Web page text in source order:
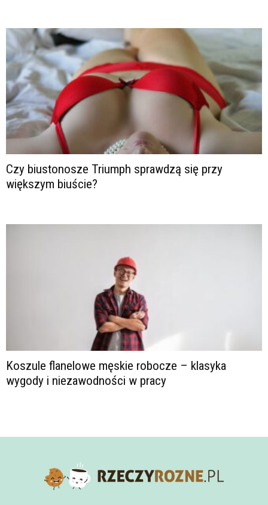
Czy biustonosze Triumph sprawdzą się przy
większym biuście?
Koszule flanelowe męskie robocze – klasyka
wygody i niezawodności w pracy